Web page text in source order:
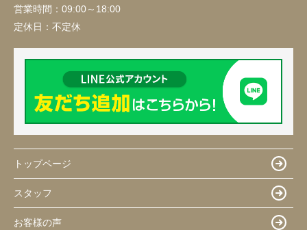
営業時間： 09:00～18:00
定休日： 不定休
トップページ
スタッフ
お客様の声